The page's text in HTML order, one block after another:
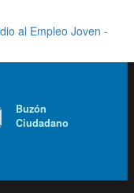
al Empleo Joven -
Buzón
Ciudadano